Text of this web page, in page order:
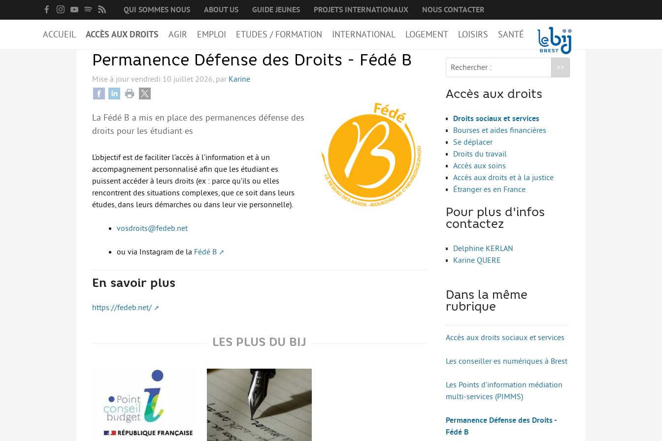
QUI SOMMES NOUS ABOUT US GUIDE JEUNES PROJETS INTERNATIONAUX NOUS CONTACTER
ACCUEIL ACCÈS AUX DROITS AGIR EMPLOI ETUDES / FORMATION INTERNATIONAL LOGEMENT LOISIRS SANTÉ
Permanence Défense des Droits - Fédé B
Mise à jour vendredi 10 juillet 2026, par Karine
La Fédé B a mis en place des permanences défense des
droits pour les étudiant·es
L’objectif est de faciliter l’accès à l’information et à un
accompagnement personnalisé afin que les étudiant·es
puissent accéder à leurs droits (ex : parce qu’ils ou elles
rencontrent des situations complexes, que ce soit dans leurs
études, dans leurs démarches ou dans leur vie personnelle).
vosdroits@fedeb.net
ou via Instagram de la Fédé B
En savoir plus
https://fedeb.net/
LES PLUS DU BIJ
Rechercher :
Accès aux droits
Droits sociaux et services
Bourses et aides financières
Se déplacer
Droits du travail
Accès aux soins
Accès aux droits et à la justice
Étranger·es en France
Pour plus d'infos
contactez
Delphine KERLAN
Karine QUERE
Dans la même
rubrique
Accès aux droits sociaux et services
Les conseiller·es numériques à Brest
Les Points d’information médiation
multi-services (PIMMS)
Permanence Défense des Droits -
Fédé B